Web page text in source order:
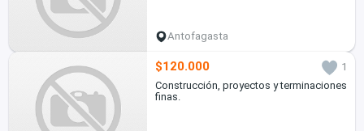
Antofagasta
$120.000
1
Construcción, proyectos y terminaciones
finas.